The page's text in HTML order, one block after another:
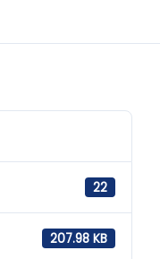
22
207.98 KB